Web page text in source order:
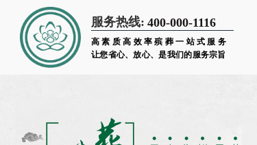
服务热线: 400-000-1116
高素质高效率殡葬一站式服务
让您省心、放心、是我们的服务宗旨